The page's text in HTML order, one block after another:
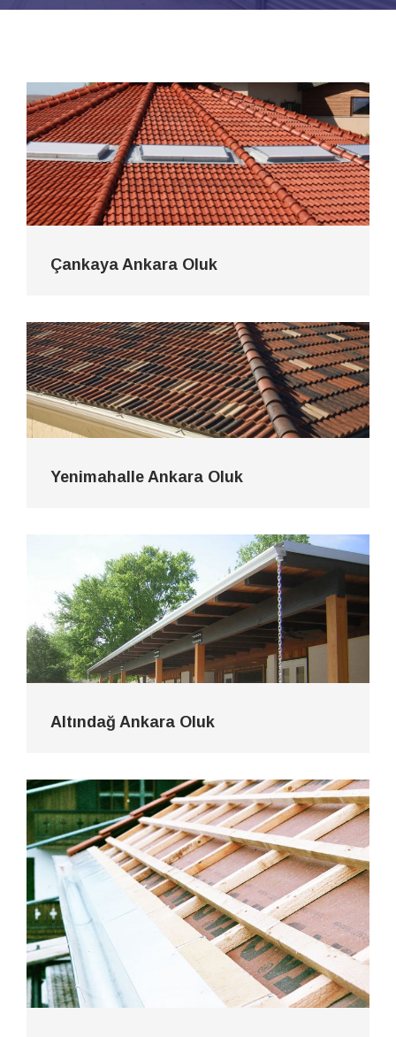
Çankaya Ankara Oluk
Yenimahalle Ankara Oluk
Altındağ Ankara Oluk